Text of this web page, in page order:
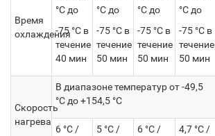
Время
охлаждения
°C до
-75 °С в
течение
40 мин
°C до
-75 °С в
течение
50 мин
°С до
-75 °С в
течение
50 мин
°С до
-75 °С в
течение
50 мин
Скорость
нагрева
В диапазоне температур от -49,5
°C до +154,5 °C
6 °C /
5 °C /
6 °C /
4,7 °C /